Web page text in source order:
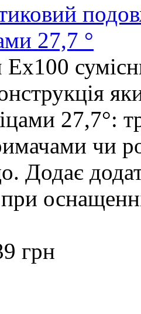
27,7 °
27,7°:
чи
Додає
грн